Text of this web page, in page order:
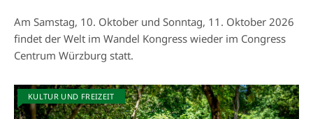
Am Samstag, 10. Oktober und Sonntag, 11. Oktober 2026
findet der Welt im Wandel Kongress wieder im Congress
Centrum Würzburg statt.
KULTUR UND FREIZEIT